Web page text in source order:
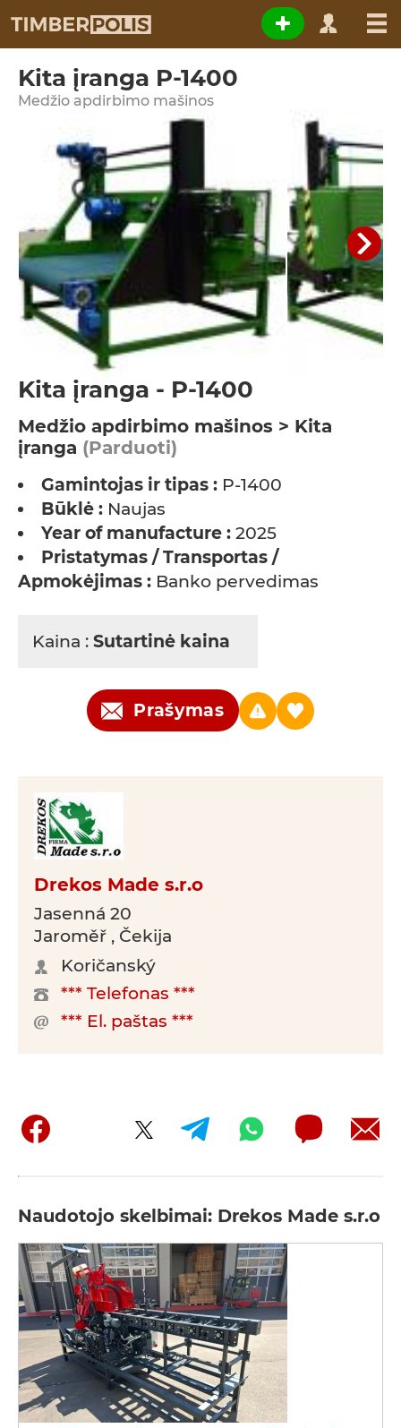
Kita įranga P-1400
Medžio apdirbimo mašinos
Kita įranga - P-1400
Medžio apdirbimo mašinos > Kita
įranga (Parduoti)
Gamintojas ir tipas : P-1400
Būklė : Naujas
Year of manufacture : 2025
Pristatymas / Transportas /
Apmokėjimas : Banko pervedimas
Kaina : Sutartinė kaina
Prašymas
Drekos Made s.r.o
Jasenná 20
Jaroměř , Čekija
Koričanský
*** Telefonas ***
*** El. paštas ***
Naudotojo skelbimai: Drekos Made s.r.o